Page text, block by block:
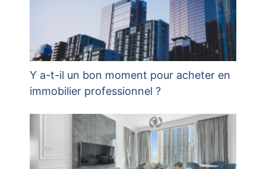
Y a-t-il un bon moment pour acheter en
immobilier professionnel ?